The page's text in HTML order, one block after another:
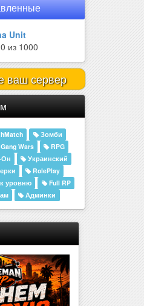
| GELIK
ваш сервер
Зомби
Wars
RPG
Украинский
RolePlay
уровню
Full RP
Админки